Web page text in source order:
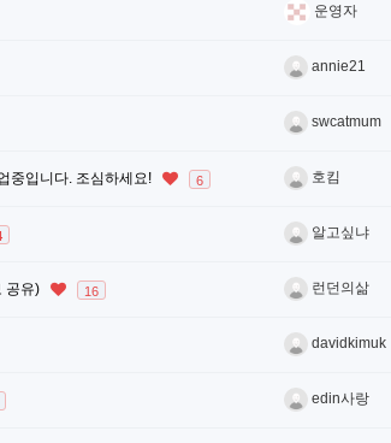
운영자
annie21
swcatmum
중입니다. 조심하세요! 6 호킴
알고싶냐
공유) 16 런던의삶
davidkimuk
edin사랑